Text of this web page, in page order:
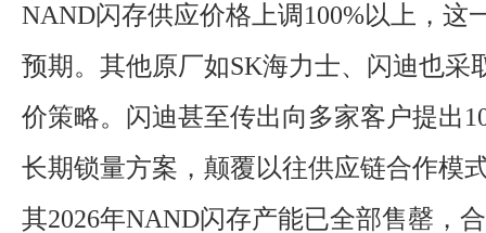
NAND闪存供应价格上调100%以上，这
预期。其他原厂如SK海力士、闪迪也采
价策略。闪迪甚至传出向多家客户提出
长期锁量方案，颠覆以往供应链合作模
其2026年NAND闪存产能已全部售罄，